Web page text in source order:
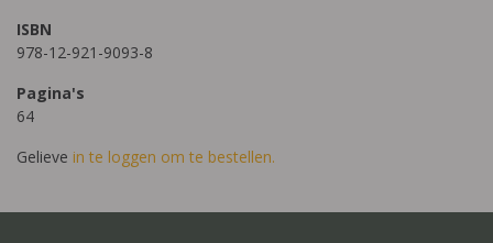
ISBN
978-12-921-9093-8
Pagina's
64
Gelieve in te loggen om te bestellen.